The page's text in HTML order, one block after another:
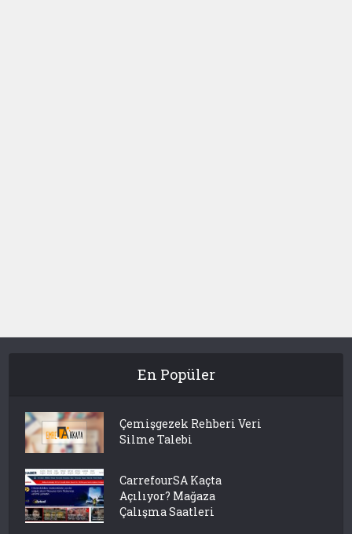
En Popüler
Çemişgezek Rehberi Veri
Silme Talebi
CarrefourSA Kaçta
Açılıyor? Mağaza
Çalışma Saatleri